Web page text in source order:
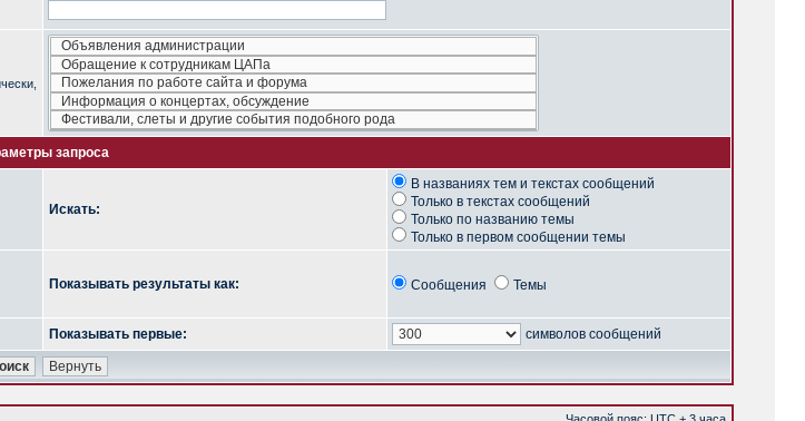
запроса
Искать:
В названиях тем и текстах сообщений
Только в текстах сообщений
Только по названию темы
Только в первом сообщении темы
Показывать результаты как: Сообщения Темы
Показывать первые: символов сообщений